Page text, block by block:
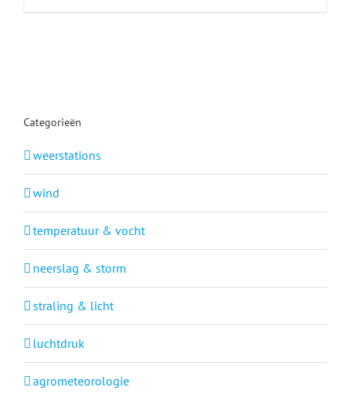
Categorieën
weerstations
wind
temperatuur & vocht
neerslag & storm
straling & licht
luchtdruk
agrometeorologie